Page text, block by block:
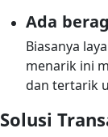
Ada
Biasanya
menarik ini
dan tertarik
Solusi